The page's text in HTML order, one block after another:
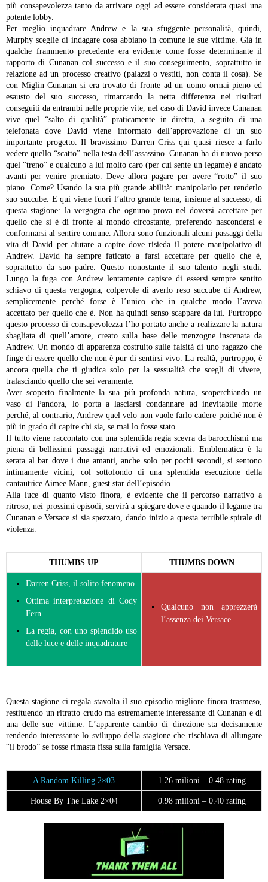
più consapevolezza tanto da arrivare oggi ad essere considerata quasi una
potente lobby.
Per meglio inquadrare Andrew e la sua sfuggente personalità, quindi,
Murphy sceglie di indagare cosa abbiano in comune le sue vittime. Già in
qualche frammento precedente era evidente come fosse determinante il
rapporto di Cunanan col successo e il suo conseguimento, soprattutto in
relazione ad un processo creativo (palazzi o vestiti, non conta il cosa). Se
con Miglin Cunanan si era trovato di fronte ad un uomo ormai pieno ed
esausto del suo successo, rimarcando la netta differenza nei risultati
conseguiti da entrambi nelle proprie vite, nel caso di David invece Cunanan
vive quel “salto di qualità” praticamente in diretta, a seguito di una
telefonata dove David viene informato dell’approvazione di un suo
importante progetto. Il bravissimo Darren Criss qui quasi riesce a farlo
vedere quello “scatto” nella testa dell’assassino. Cunanan ha di nuovo perso
quel “treno” e qualcuno a lui molto caro (per cui sente un legame) è andato
avanti per venire premiato. Deve allora pagare per avere “rotto” il suo
piano. Come? Usando la sua più grande abilità: manipolarlo per renderlo
suo succube. E qui viene fuori l’altro grande tema, insieme al successo, di
questa stagione: la vergogna che ognuno prova nel doversi accettare per
quello che si è di fronte al mondo circostante, preferendo nascondersi e
conformarsi al sentire comune. Allora sono funzionali alcuni passaggi della
vita di David per aiutare a capire dove risieda il potere manipolativo di
Andrew. David ha sempre faticato a farsi accettare per quello che è,
soprattutto da suo padre. Questo nonostante il suo talento negli studi.
Lungo la fuga con Andrew lentamente capisce di essersi sempre sentito
schiavo di questa vergogna, colpevole di averlo reso succube di Andrew,
semplicemente perché forse è l’unico che in qualche modo l’aveva
accettato per quello che è. Non ha quindi senso scappare da lui. Purtroppo
questo processo di consapevolezza l’ho portato anche a realizzare la natura
sbagliata di quell’amore, creato sulla base delle menzogne inscenata da
Andrew. Un mondo di apparenza costruito sulle falsità di uno ragazzo che
finge di essere quello che non è pur di sentirsi vivo. La realtà, purtroppo, è
ancora quella che ti giudica solo per la sessualità che scegli di vivere,
tralasciando quello che sei veramente.
Aver scoperto finalmente la sua più profonda natura, scoperchiando un
vaso di Pandora, lo porta a lasciarsi condannare ad inevitabile morte
perché, al contrario, Andrew quel velo non vuole farlo cadere poiché non è
più in grado di capire chi sia, se mai lo fosse stato.
Il tutto viene raccontato con una splendida regia scevra da barocchismi ma
piena di bellissimi passaggi narrativi ed emozionali. Emblematica è la
serata al bar dove i due amanti, anche solo per pochi secondi, si sentono
intimamente vicini, col sottofondo di una splendida esecuzione della
cantautrice Aimee Mann, guest star dell’episodio.
Alla luce di quanto visto finora, è evidente che il percorso narrativo a
ritroso, nei prossimi episodi, servirà a spiegare dove e quando il legame tra
Cunanan e Versace si sia spezzato, dando inizio a questa terribile spirale di
violenza.
THUMBS UP THUMBS DOWN
Darren Criss, il solito fenomeno
Ottima interpretazione di Cody
Fern
La regia, con uno splendido uso
delle luce e delle inquadrature
Qualcuno non apprezzerà
l’assenza dei Versace
Questa stagione ci regala stavolta il suo episodio migliore finora trasmeso,
restituendo un ritratto crudo ma estremamente interessante di Cunanan e di
una delle sue vittime. L’apparente cambio di direzione sta decisamente
rendendo interessante lo sviluppo della stagione che rischiava di allungare
“il brodo” se fosse rimasta fissa sulla famiglia Versace.
A Random Killing 2×03 1.26 milioni – 0.48 rating
House By The Lake 2×04 0.98 milioni – 0.40 rating